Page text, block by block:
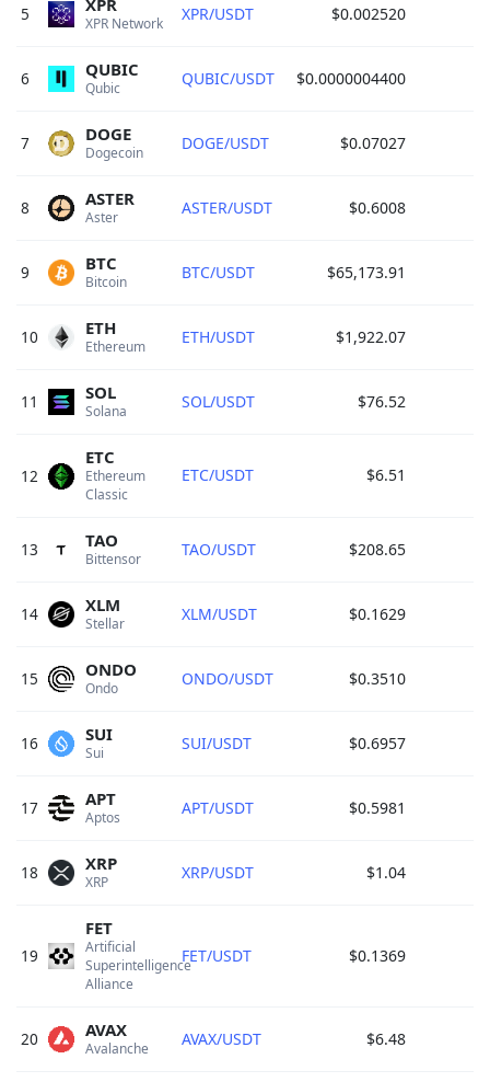
5 XPR Network
XPR XPR/USDT $0.002520
6 Qubic
QUBIC QUBIC/USDT $0.0000004400
7 Dogecoin
DOGE DOGE/USDT $0.07027
8 Aster
ASTER ASTER/USDT $0.6008
9 Bitcoin
BTC BTC/USDT $65,173.91
10 Ethereum
ETH ETH/USDT $1,922.07
11 Solana
SOL SOL/USDT $76.52
12
Ethereum
Classic
ETC
ETC/USDT $6.51
13 Bittensor
TAO TAO/USDT $208.65
14 Stellar
XLM XLM/USDT $0.1629
15 Ondo
ONDO ONDO/USDT $0.3510
16 Sui
SUI SUI/USDT $0.6957
17 Aptos
APT APT/USDT $0.5981
18 XRP
XRP XRP/USDT $1.04
19
Artificial
Superintelligence
Alliance
FET
FET/USDT $0.1369
20 Avalanche
AVAX AVAX/USDT $6.48